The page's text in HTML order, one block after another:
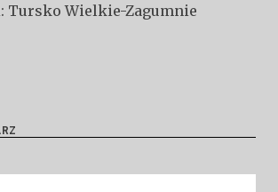
Tursko Wielkie-Zagumnie